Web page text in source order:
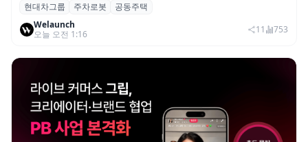
현대차그룹, 아파트 단지 내 공동주택 주차
로봇 실증 추진
현대차그룹 주차로봇
공동주택
Welaunch
오늘 오전 1:16
11 753